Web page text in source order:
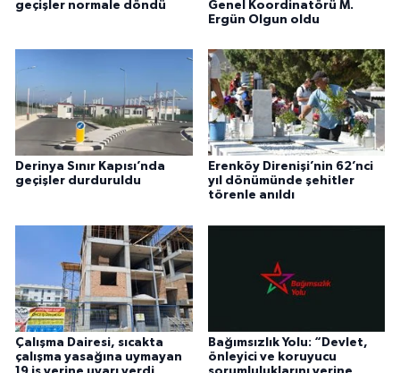
geçişler normale döndü
Genel Koordinatörü M.
Ergün Olgun oldu
Derinya Sınır Kapısı’nda
geçişler durduruldu
Erenköy Direnişi’nin 62’nci
yıl dönümünde şehitler
törenle anıldı
Çalışma Dairesi, sıcakta
çalışma yasağına uymayan
Bağımsızlık Yolu: “Devlet,
önleyici ve koruyucu